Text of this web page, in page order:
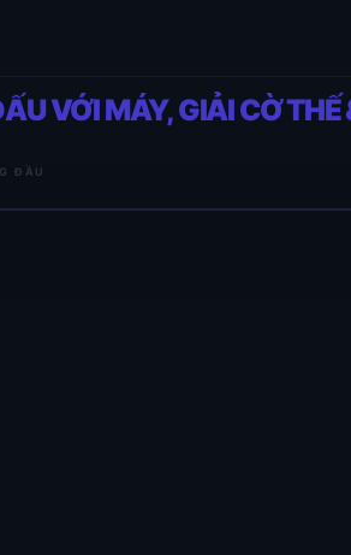
VỚI MÁY, GIẢI CỜ THẾ
ĐẦU